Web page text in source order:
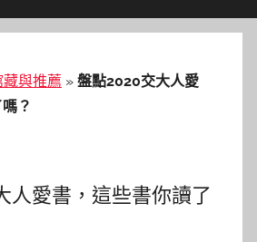
與推薦 » 盤點2020交大人愛
？
人愛書，這些書你讀了